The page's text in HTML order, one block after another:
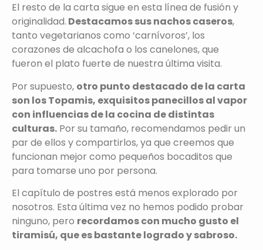
El resto de la carta sigue en esta línea de fusión y
originalidad. Destacamos sus nachos caseros,
tanto vegetarianos como ‘carnívoros’, los
corazones de alcachofa o los canelones, que
fueron el plato fuerte de nuestra última visita.
Por supuesto, otro punto destacado de la carta
son los Topamis, exquisitos panecillos al vapor
con influencias de la cocina de distintas
culturas. Por su tamaño, recomendamos pedir un
par de ellos y compartirlos, ya que creemos que
funcionan mejor como pequeños bocaditos que
para tomarse uno por persona.
El capítulo de postres está menos explorado por
nosotros. Esta última vez no hemos podido probar
ninguno, pero recordamos con mucho gusto el
tiramisú, que es bastante logrado y sabroso.